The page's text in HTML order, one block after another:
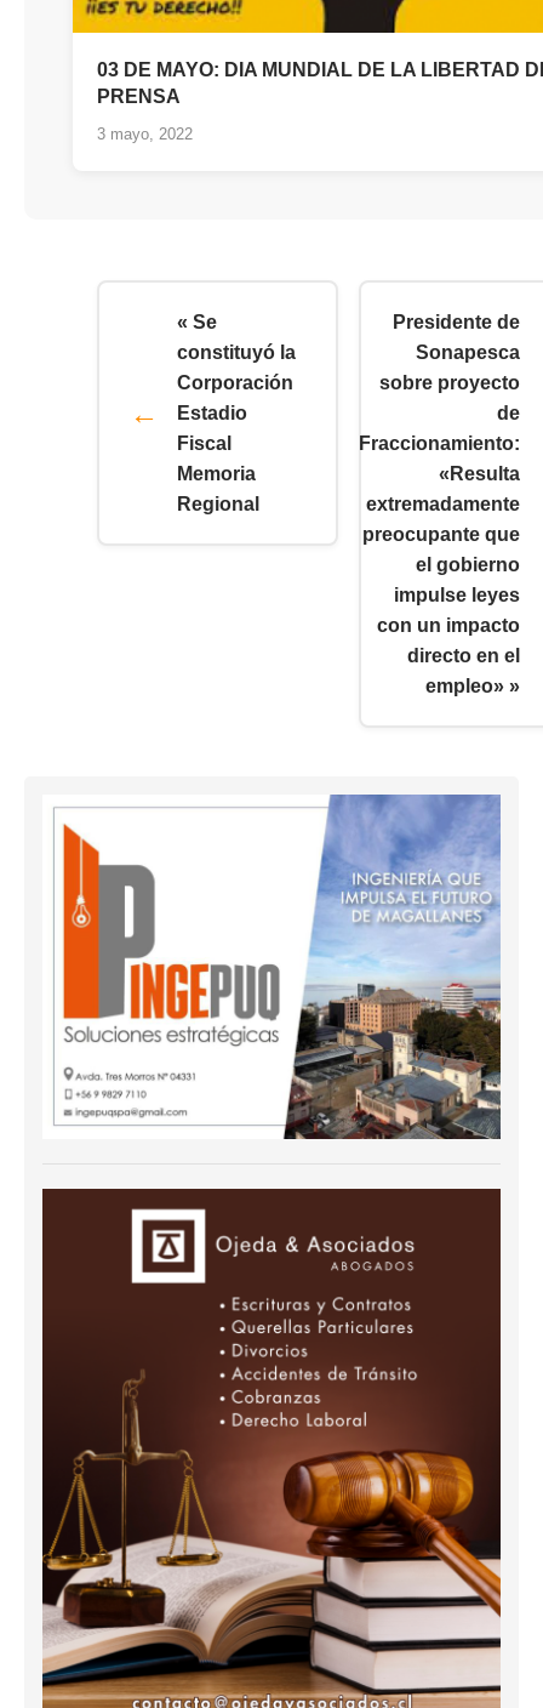
03 DE MAYO: DIA MUNDIAL DE LA LIBERTAD
PRENSA
3 mayo, 2022
« Se
constituyó la
Corporación
Estadio
Fiscal
Memoria
Regional
Presidente de
Sonapesca
sobre proyecto
de
Fraccionamiento:
«Resulta
extremadamente
preocupante que
el gobierno
impulse leyes
con un impacto
directo en el
empleo» »